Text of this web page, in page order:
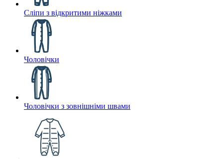
Сліпи з відкритими ніжками
Чоловічки
Чоловічки з зовнішніми швами